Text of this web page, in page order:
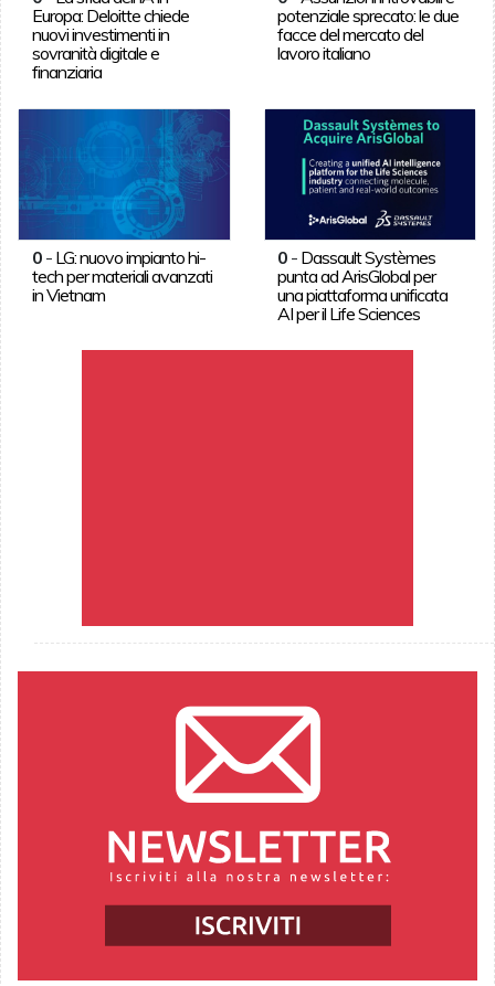
Europa: Deloitte chiede
nuovi investimenti in
sovranità digitale e
finanziaria
potenziale sprecato: le due
facce del mercato del
lavoro italiano
0- LG: nuovo impianto hi-
tech per materiali avanzati
in Vietnam
0 - Dassault Systèmes
punta ad ArisGlobal per
una piattaforma unificata
AI per il Life Sciences